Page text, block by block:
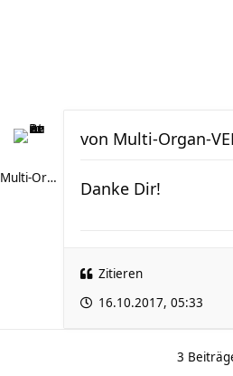
Multi-Organ-VERSAGER
von Multi-Organ-
Danke Dir!
Zitieren
16.10.2017, 05:33
3